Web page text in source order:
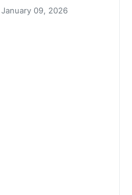
January 09, 2026